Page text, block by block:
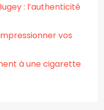
: l’authenticité
vos
à une cigarette